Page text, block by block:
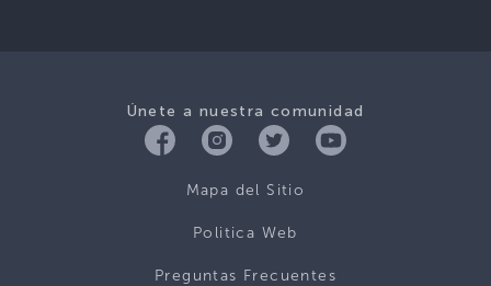
Únete a nuestra comunidad
Mapa del Sitio
Politica Web
Preguntas Frecuentes